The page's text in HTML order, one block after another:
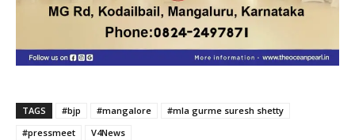
TAGS #bjp #mangalore
#mla gurme suresh shetty
#pressmeet
V4News